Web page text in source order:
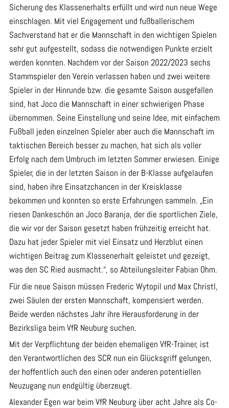
Sicherung des Klassenerhalts erfüllt und wird nun neue Wege
einschlagen. Mit viel Engagement und fußballerischem
Sachverstand hat er die Mannschaft in den wichtigen Spielen
sehr gut aufgestellt, sodass die notwendigen Punkte erzielt
werden konnten. Nachdem vor der Saison 2022/2023 sechs
Stammspieler den Verein verlassen haben und zwei weitere
Spieler in der Hinrunde bzw. die gesamte Saison ausgefallen
sind, hat Joco die Mannschaft in einer schwierigen Phase
übernommen. Seine Einstellung und seine Idee, mit einfachem
Fußball jeden einzelnen Spieler aber auch die Mannschaft im
taktischen Bereich besser zu machen, hat sich als voller
Erfolg nach dem Umbruch im letzten Sommer erwiesen. Einige
Spieler, die in der letzten Saison in der B-Klasse aufgelaufen
sind, haben ihre Einsatzchancen in der Kreisklasse
bekommen und konnten so erste Erfahrungen sammeln. „Ein
riesen Dankeschön an Joco Baranja, der die sportlichen Ziele,
die wir vor der Saison gesetzt haben frühzeitig erreicht hat.
Dazu hat jeder Spieler mit viel Einsatz und Herzblut einen
wichtigen Beitrag zum Klassenerhalt geleistet und gezeigt,
was den SC Ried ausmacht.“, so Abteilungsleiter Fabian Ohm.
Für die neue Saison müssen Frederic Wytopil und Max Christl,
zwei Säulen der ersten Mannschaft, kompensiert werden.
Beide werden nächstes Jahr ihre Herausforderung in der
Bezirksliga beim VfR Neuburg suchen.
Mit der Verpflichtung der beiden ehemaligen VfR-Trainer, ist
den Verantwortlichen des SCR nun ein Glücksgriff gelungen,
der hoffentlich auch den einen oder anderen potentiellen
Neuzugang nun endgültig überzeugt.
Alexander Egen war beim VfR Neuburg über acht Jahre als Co-